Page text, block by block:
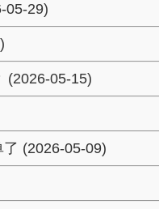
05-29)
(2026-05-15)
(2026-05-09)